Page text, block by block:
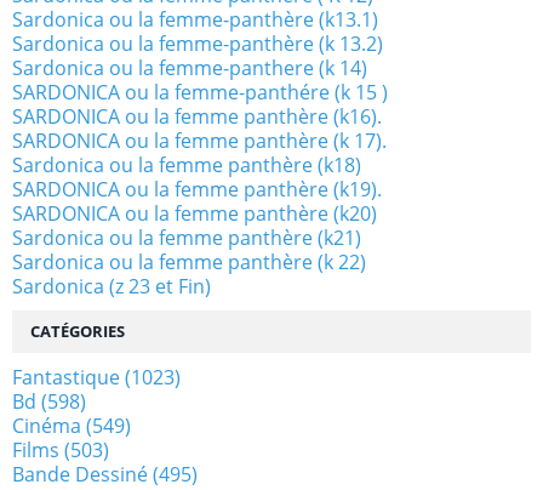
Sardonica ou la femme-panthère (k13.1)
Sardonica ou la femme-panthère (k 13.2)
Sardonica ou la femme-panthere (k 14)
SARDONICA ou la femme-panthére (k 15 )
SARDONICA ou la femme panthère (k16).
SARDONICA ou la femme panthère (k 17).
Sardonica ou la femme panthère (k18)
SARDONICA ou la femme panthère (k19).
SARDONICA ou la femme panthère (k20)
Sardonica ou la femme panthère (k21)
Sardonica ou la femme panthère (k 22)
Sardonica (z 23 et Fin)
CATÉGORIES
Fantastique(1023)
Bd (598)
Cinéma (549)
Films (503)
Bande Dessiné(495)